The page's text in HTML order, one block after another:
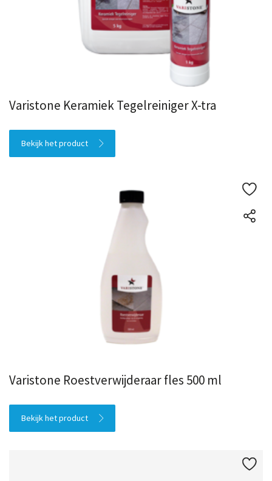
Varistone Keramiek Tegelreiniger X-tra
Bekijk het product
Varistone Roestverwijderaar fles 500 ml
Bekijk het product